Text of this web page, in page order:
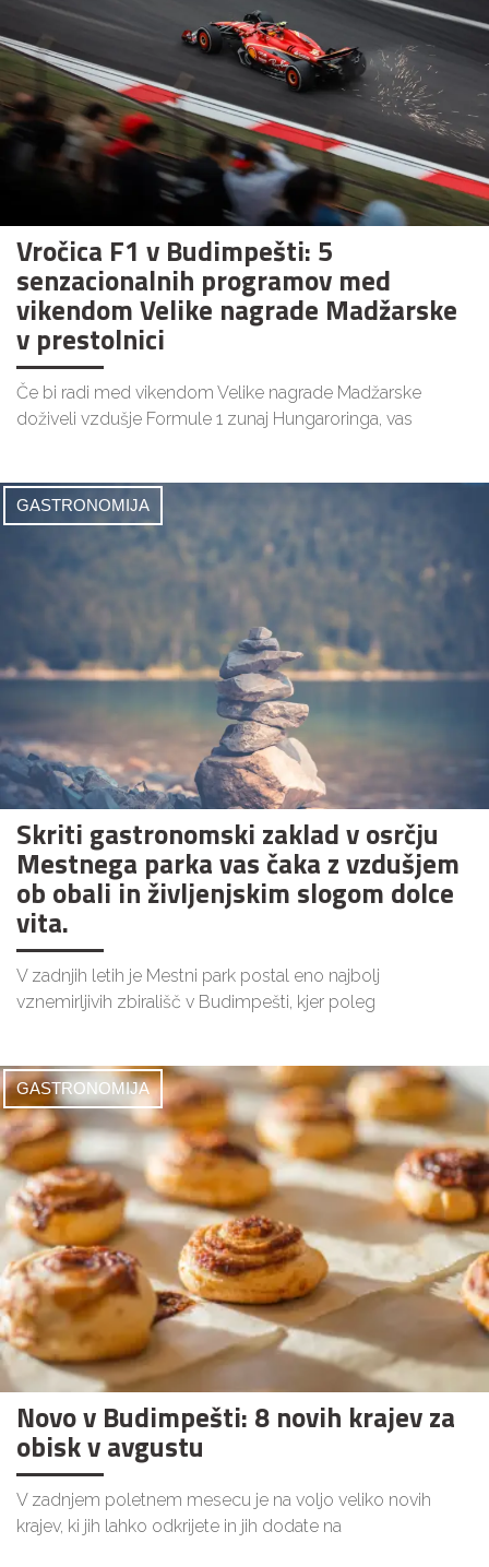
Vročica F1 v Budimpešti: 5
senzacionalnih programov med
vikendom Velike nagrade Madžarske
v prestolnici
Če bi radi med vikendom Velike nagrade Madžarske
doživeli vzdušje Formule 1 zunaj Hungaroringa, vas
GASTRONOMIJA
Skriti gastronomski zaklad v osrčju
Mestnega parka vas čaka z vzdušjem
ob obali in življenjskim slogom dolce
vita.
V zadnjih letih je Mestni park postal eno najbolj
vznemirljivih zbirališč v Budimpešti, kjer poleg
GASTRONOMIJA
Novo v Budimpešti: 8 novih krajev za
obisk v avgustu
V zadnjem poletnem mesecu je na voljo veliko novih
krajev, ki jih lahko odkrijete in jih dodate na